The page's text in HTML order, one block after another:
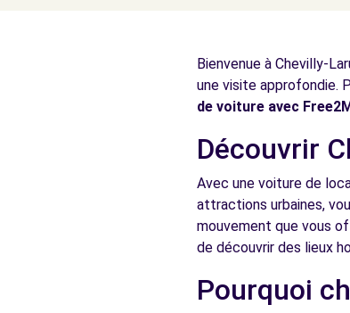
Free2Move Rent - GARAGE JEAN JAURES -
Bienvenue à Chevilly-
une visite approfondie.
de voiture avec
Découvrir
Avec une voiture de
attractions urbaines,
mouvement que vous
de découvrir des lieux
Pourquoi